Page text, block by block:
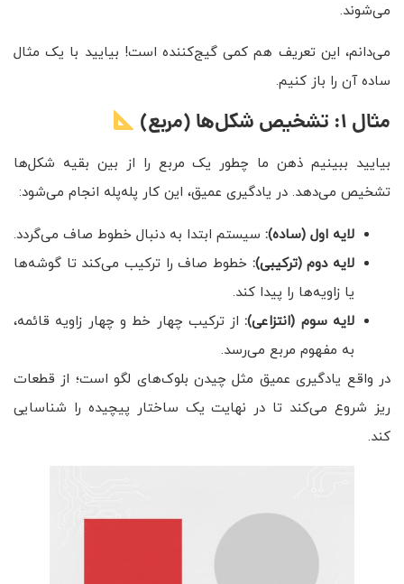
می‌شوند.
می‌دانم، این تعریف هم کمی گیج‌کننده است! بیایید با یک مثال
ساده آن را باز کنیم.
مثال ۱: تشخیص شکل‌ها (مربع)
بیایید ببینیم ذهن ما چطور یک مربع را از بین بقیه شکل‌ها
تشخیص می‌دهد. در یادگیری عمیق، این کار پله‌پله انجام می‌شود:
لایه اول (ساده): سیستم ابتدا به دنبال خطوط صاف می‌گردد.
لایه دوم (ترکیبی): خطوط صاف را ترکیب می‌کند تا گوشه‌ها
یا زاویه‌ها را پیدا کند.
لایه سوم (انتزاعی): از ترکیب چهار خط و چهار زاویه قائمه،
به مفهوم مربع می‌رسد.
در واقع یادگیری عمیق مثل چیدن بلوک‌های لگو است؛ از قطعات
ریز شروع می‌کند تا در نهایت یک ساختار پیچیده را شناسایی
کند.